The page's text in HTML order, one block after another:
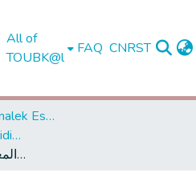
All of
TOUBK@l
FAQ CNRST
Université Abdelmalek Essaadi - Tétouan
Faculté des Sciences Juridiques, Economiques et Sociales - Tanger
آليات مكافحة الجريمة في التشريع المغربي: الحق في الخصوصية